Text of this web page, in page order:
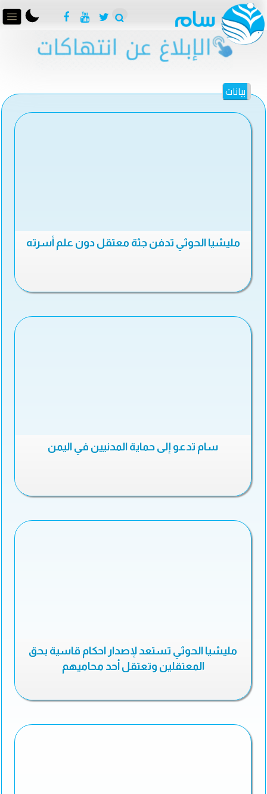
بيانات
مليشيا الحوثي تدفن جثة معتقل دون علم أسرته
سام تدعو إلى حماية المدنيين في اليمن
مليشيا الحوثي تستعد لإصدار احكام قاسية بحق
المعتقلين وتعتقل أحد محاميهم